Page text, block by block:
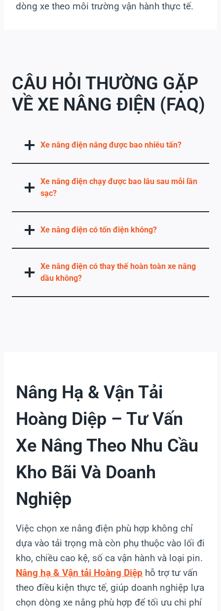
dòng xe theo môi trường vận hành thực tế.
CÂU HỎI THƯỜNG GẶP
VỀ XE NÂNG ĐIỆN (FAQ)
Xe nâng điện nâng được bao nhiêu tấn?
Xe nâng điện chạy được bao lâu sau mỗi lần
sạc?
Xe nâng điện có tốn điện không?
Xe nâng điện có thay thế hoàn toàn xe nâng
dầu không?
Nâng Hạ & Vận Tải
Hoàng Diệp – Tư Vấn
Xe Nâng Theo Nhu Cầu
Kho Bãi Và Doanh
Nghiệp
Việc chọn xe nâng điện phù hợp không chỉ
dựa vào tải trọng mà còn phụ thuộc vào lối đi
kho, chiều cao kệ, số ca vận hành và loại pin.
Nâng hạ & Vận tải Hoàng Diệp hỗ trợ tư vấn
theo điều kiện thực tế, giúp doanh nghiệp lựa
chọn dòng xe nâng phù hợp để tối ưu chi phí